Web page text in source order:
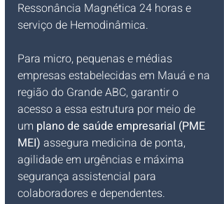
Ressonância Magnética 24 horas e
serviço de Hemodinâmica.
Para micro, pequenas e médias
empresas estabelecidas em Mauá e na
região do Grande ABC, garantir o
acesso a essa estrutura por meio de
um plano de saúde empresarial (PME
MEI) assegura medicina de ponta,
agilidade em urgências e máxima
segurança assistencial para
colaboradores e dependentes.